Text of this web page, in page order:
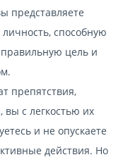
представляете
способную
цель и
препятствия,
с легкостью их
и не опускаете
действия. Но